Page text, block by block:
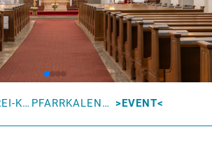
MARIA-DREI-KIRCHEN PFARRKALENDER EVENT